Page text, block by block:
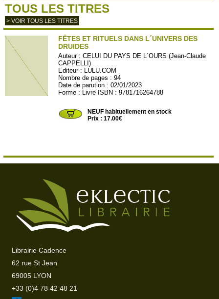
TOUS LES TITRES
> VOIR TOUS LES TITRES
FÊTES ET RITUELS DANS L´UNIVERS DES
DRUIDES
Auteur :CELUI DU PAYS DE L´OURS (Jean-Claude
CAPPELLI)
Editeur : LULU.COM
Nombre de pages : 94
Date de parution : 02/01/2023
Forme : Livre ISBN : 9781716264788
NEUF habituellement en stock
Prix : 17.00€
Librairie Cadence
62 rue St Jean
69005 LYON
+33 (0)4 78 42 48 21